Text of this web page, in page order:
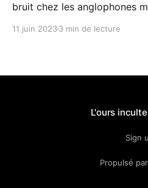
bruit chez les anglophones
que Stéphanie Chaptal allait
11 juin 20233 min de lecture
L'ours inculte
Sign
Propulsé